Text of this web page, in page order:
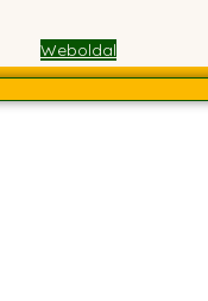
Weboldal